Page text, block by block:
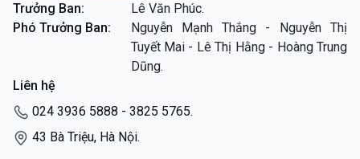
Trưởng Ban:
Lê Văn Phúc.
Phó Trưởng Ban:
Nguyễn Mạnh Thắng - Nguyễn Thị
Tuyết Mai - Lê Thị Hằng - Hoàng Trung
Dũng.
Liên hệ
024 3936 5888 - 3825 5765.
43 Bà Triệu, Hà Nội.